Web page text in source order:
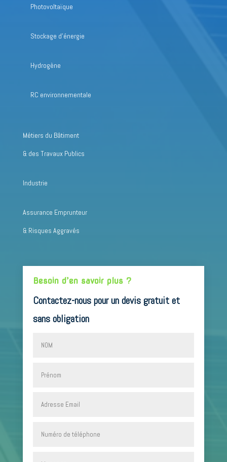
Photovoltaïque
Stockage d’énergie
Hydrogène
RC environnementale
Métiers du Bâtiment
& des Travaux Publics
Industrie
Assurance Emprunteur
& Risques Aggravés
Besoin d’en savoir plus ?
Contactez-nous pour un devis gratuit et
sans obligation